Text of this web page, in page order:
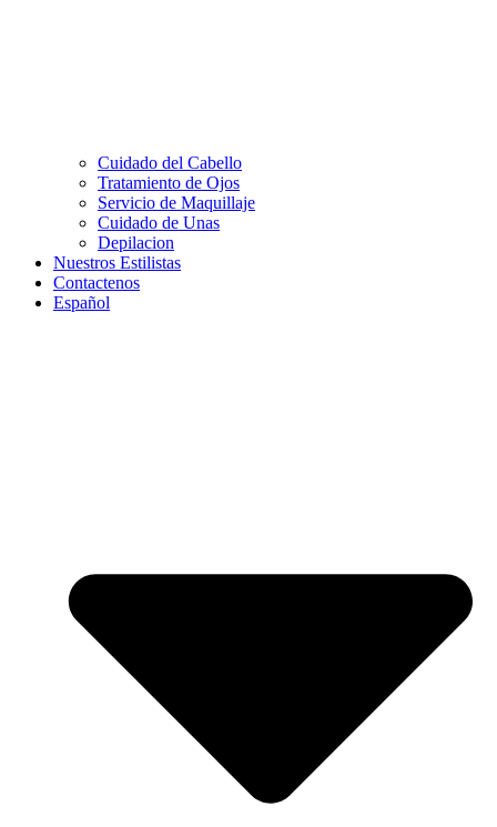
Cuidado del Cabello
Tratamiento de Ojos
Servicio de Maquillaje
Cuidado de Unas
Depilacion
Nuestros Estilistas
Contactenos
Español